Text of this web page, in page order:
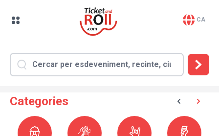
CA
Categories